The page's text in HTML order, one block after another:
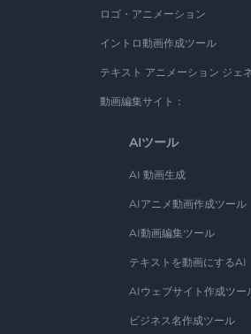
ロゴ・アニメーション
イントロ動画作成ツール
テキスト アニメーション ジェ
動画編集サイト：
AIツール
AI 動画生成
AIアニメ動画作成ツール
AI動画編集ツール
テキストを動画にするAI
AIウェブサイト作成ツー
ビジネス名作成ツール